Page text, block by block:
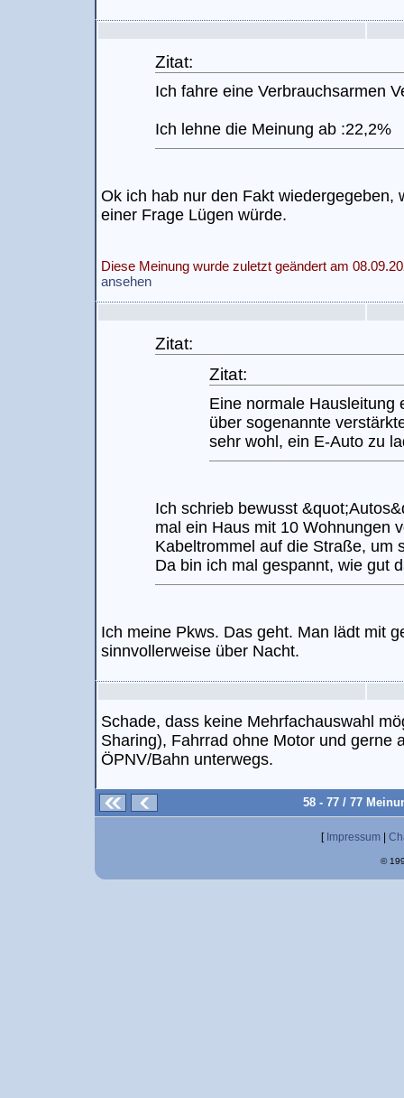
Zitat:
Ich fahre eine Verbrauchsarmen
Ich lehne die Meinung ab :22,2%
Ok ich hab nur den Fakt wiedergegeben,
einer Frage Lügen würde.
Diese Meinung wurde zuletzt geändert am
ansehen
Zitat:
Zitat:
Eine normale Hausleitung
über sogenannte
sehr wohl, ein E-Auto zu
Ich schrieb bewusst
mal ein Haus mit 10 Wohnungen
Kabeltrommel auf die Straße, um
Da bin ich mal gespannt, wie gut
Ich meine Pkws. Das geht. Man lädt mit
sinnvollerweise über Nacht.
Schade, dass keine Mehrfachauswahl
Sharing), Fahrrad ohne Motor und gerne
ÖPNV/Bahn unterwegs.
58 - 77 / 77
[ Impressum
©